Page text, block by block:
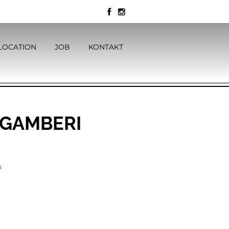
JOB KONTAKT